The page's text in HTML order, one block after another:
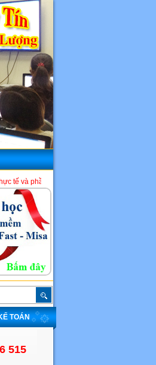
HTKK, Excel, Misa. Là một địa chỉ học kế
TOÁN
515